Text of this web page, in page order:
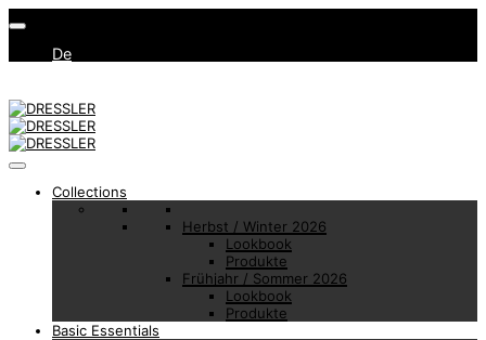
De
Collections
Herbst / Winter 2026
Lookbook
Produkte
Frühjahr / Sommer 2026
Lookbook
Produkte
Basic Essentials